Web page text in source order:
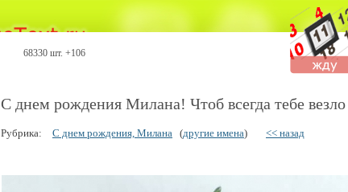
68330 шт. +106
С днем рождения Милана! Чтоб всегда тебе везло
Рубрика: С днем рождения, Милана (другие имена) << назад